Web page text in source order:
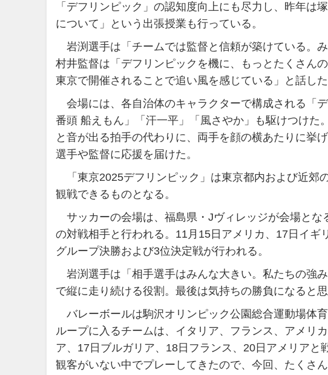
「デフリンピック」の認知度向上にも尽力し、昨年
について」という出張授業も行っている。
岩渕選手は「チームでは監督と信頼が築けている。
村井監督は「デフリンピックを機に、もっとたくさん
東京で開催されることで追い風を感じている」と話した
会場には、各自治体のキャラクターで構成される「
番頭 船えもん」「汗一平」「風さやか」も駆けつけた
と音が出る拍手の代わりに、両手を顔の横あたりに挙
選手や監督に応援を届けた。
「東京2025デフリンピック」は東京都内および近郊
観戦できるものとなる。
サッカーの会場は、福島県・Jヴィレッジが会場とな
の対戦相手と行われる。11月15日アメリカ、17日イ
グループ決勝および3位決定戦が行われる。
岩渕選手は「相手選手はみんな大きい。私たちの強
で縦に走り続ける役割。最後は気持ちの勝負になると
バレーボールは駒沢オリンピック公園総合運動場体
ループに入るチームは、イタリア、フランス、アメリ
ア、17日ブルガリア、18日フランス、20日アメリア
観客がいない中でプレーしてきたので、今回、たくさ